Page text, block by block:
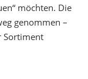
möchten. Die
genommen –
Sortiment